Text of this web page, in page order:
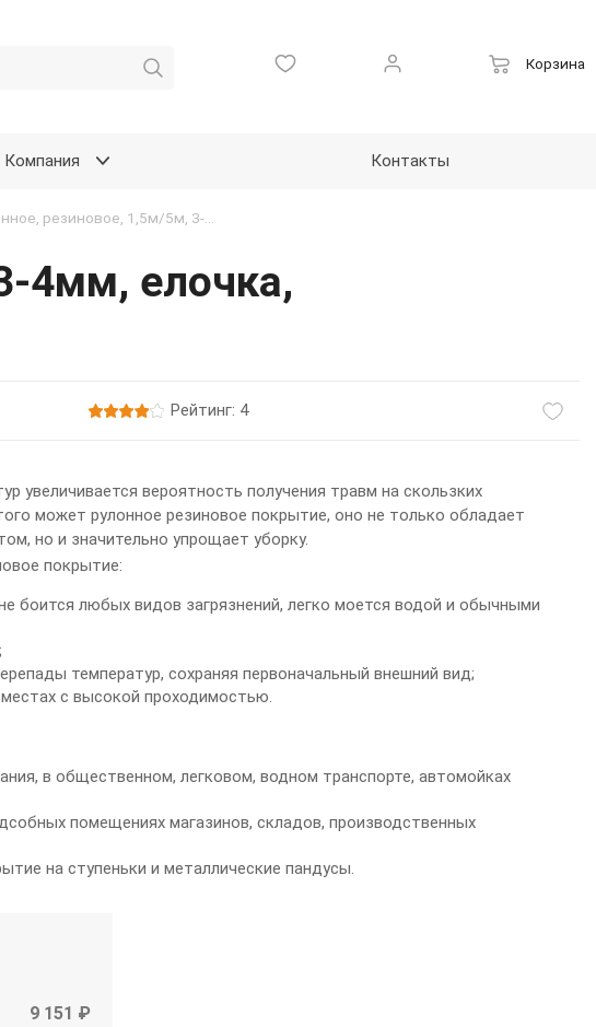
Корзина
Компания Контакты
4мм, елочка,
Рейтинг: 4
увеличивается вероятность получения травм на скользких
может рулонное резиновое покрытие, оно не только обладает
но и значительно упрощает уборку.
покрытие:
боится любых видов загрязнений, легко моется водой и обычными
температур, сохраняя первоначальный внешний вид;
с высокой проходимостью.
в общественном, легковом, водном транспорте, автомойках
помещениях магазинов, складов, производственных
на ступеньки и металлические пандусы.
9 151 ₽